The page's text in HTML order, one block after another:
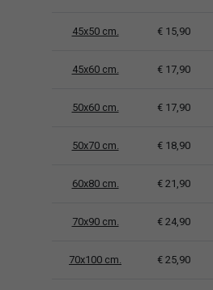
45x50 cm. € 15,90
45x60 cm. € 17,90
50x60 cm. € 17,90
50x70 cm. € 18,90
60x80 cm. € 21,90
70x90 cm. € 24,90
70x100 cm. € 25,90